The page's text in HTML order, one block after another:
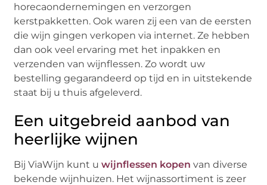
horecaondernemingen en verzorgen
kerstpakketten. Ook waren zij een van de eersten
die wijn gingen verkopen via internet. Ze hebben
dan ook veel ervaring met het inpakken en
verzenden van wijnflessen. Zo wordt uw
bestelling gegarandeerd op tijd en in uitstekende
staat bij u thuis afgeleverd.
Een uitgebreid aanbod van
heerlijke wijnen
Bij ViaWijn kunt uwijnflessen kopen van diverse
bekende wijnhuizen. Het wijnassortiment is zeer